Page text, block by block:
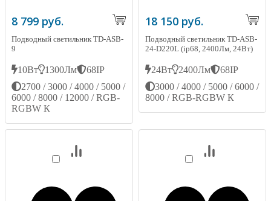
8 799 руб.
Подводный светильник TD-ASB-
9
10Вт 1300Лм
68IP
2700 / 3000 / 4000 / 5000 /
6000 / 8000 / 12000 / RGB-
RGBW К
18 150 руб.
Подводный светильник TD-ASB-
24-D220L (ip68, 2400Лм, 24Вт)
24Вт 2400Лм
68IP
3000 / 4000 / 5000 / 6000 /
8000 / RGB-RGBW К